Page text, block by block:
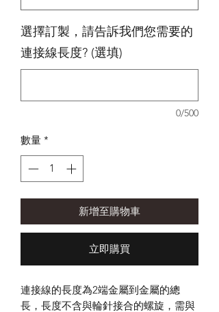
選擇訂製，請告訴我們您需要的
連接線長度? (選填)
0/500
數量 *
新增至購物車
立即購買
連接線的長度為2端金屬到金屬的總
長，長度不含與輪針接合的螺旋，需與